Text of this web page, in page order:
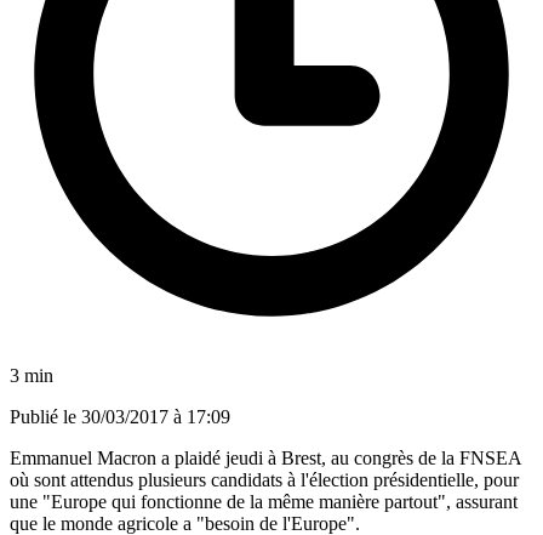
3 min
Publié le 30/03/2017 à 17:09
Emmanuel Macron a plaidé jeudi à Brest, au congrès de la FNSEA
où sont attendus plusieurs candidats à l'élection présidentielle, pour
une "Europe qui fonctionne de la même manière partout", assurant
que le monde agricole a "besoin de l'Europe".